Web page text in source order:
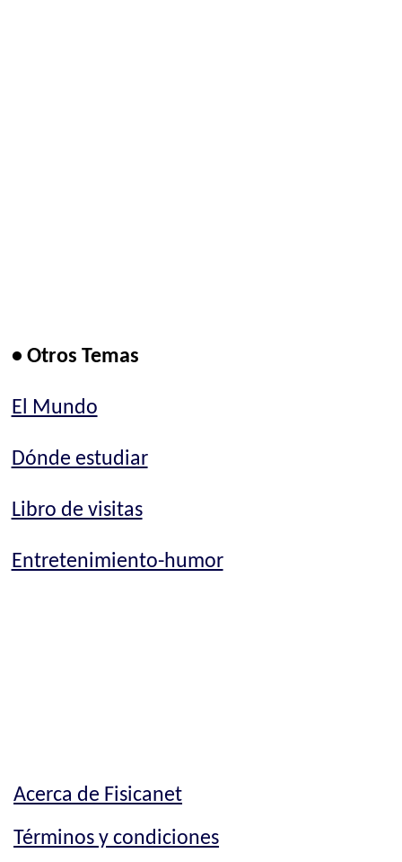
• Otros Temas
El Mundo
Dónde estudiar
Libro de visitas
Entretenimiento-humor
Acerca de Fisicanet
Términos y condiciones